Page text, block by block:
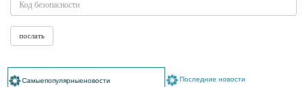
Самыепопулярныеновости Последние новости